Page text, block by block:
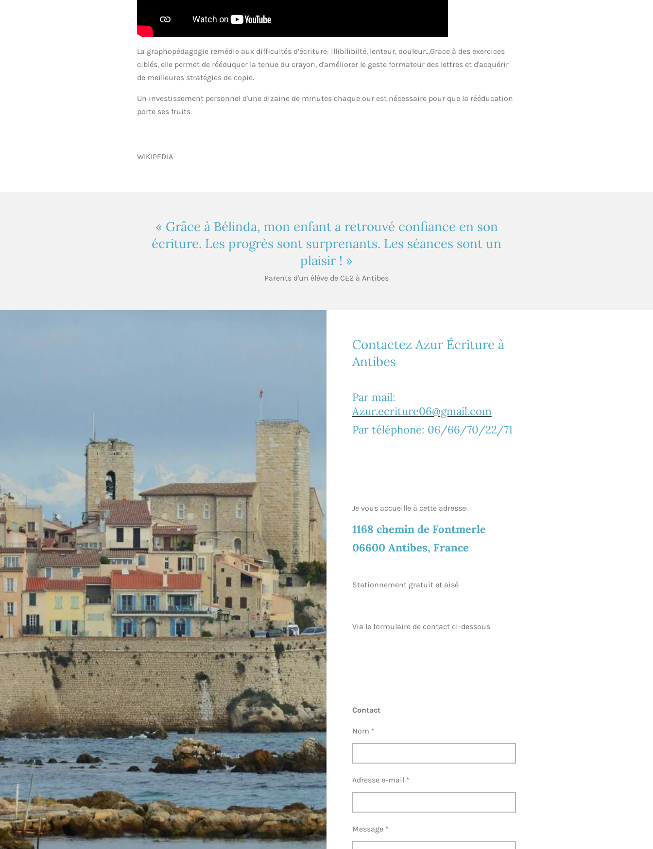
La graphopédagogie remédie aux difficultés d’écriture: illibilibilté, lenteur, douleur...Grace à des exercices
ciblés, elle permet de rééduquer la tenue du crayon, d'améliorer le geste formateur des lettres et d'acquérir
de meilleures stratégies de copie.
Un investissement personnel d'une dizaine de minutes chaque our est nécessaire pour que la rééducation
porte ses fruits.
WIKIPEDIA
« Grâce à Bélinda, mon enfant a retrouvé confiance en son
écriture. Les progrès sont surprenants. Les séances sont un
plaisir ! »
Parents d'un élève de CE2 à Antibes
Contactez Azur Écriture à
Antibes
Par mail:
Azur.ecriture06@gmail.com
Par téléphone: 06/66/70/22/71
Je vous accueille à cette adresse:
1168 chemin de Fontmerle
06600 Antibes, France
Stationnement gratuit et aisé
Via le formulaire de contact ci-dessous
Contact
Nom *
Adresse e-mail *
Message *